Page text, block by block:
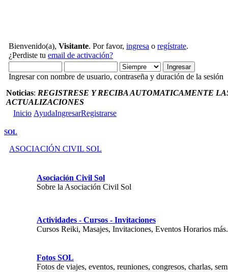
Bienvenido(a), Visitante. Por favor, ingresa o regístrate.
¿Perdiste tu email de activación?
Ingresar con nombre de usuario, contraseña y duración de la sesión
Noticias: REGISTRESE Y RECIBA AUTOMATICAMENTE
ACTUALIZACIONES
Inicio AyudaIngresarRegistrarse
SOL
ASOCIACIÓN CIVIL SOL
Asociación Civil Sol
Sobre la Asociación Civil Sol
Actividades - Cursos - Invitaciones
Cursos Reiki, Masajes, Invitaciones, Eventos Horarios más.
Fotos SOL
Fotos de viajes, eventos, reuniones, congresos, charlas,